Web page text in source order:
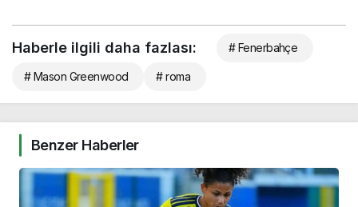
Haberle ilgili daha fazlası: # Fenerbahçe
# Mason Greenwood # roma
Benzer Haberler